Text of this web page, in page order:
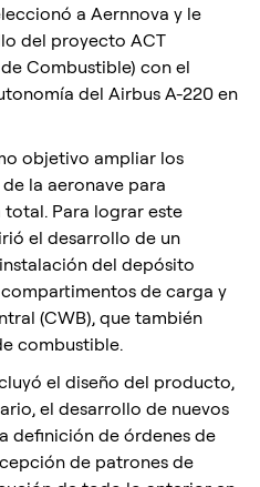
a Aernnova y le
del proyecto ACT
Combustible) con el
del Airbus A-220 en
objetivo ampliar los
la aeronave para
Para lograr este
el desarrollo de un
del depósito
de carga y
(CWB), que también
combustible.
el diseño del producto,
el desarrollo de nuevos
definición de órdenes de
de patrones de